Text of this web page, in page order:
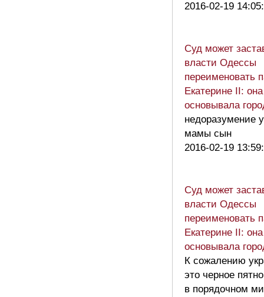
2016-02-19
Суд может
власти Одессы
переименовать
Екатерине II:
основывала
недоразумение
мамы сын
2016-02-19
Суд может
власти Одессы
переименовать
Екатерине II:
основывала
К сожалению
это черное пятно
в порядочном